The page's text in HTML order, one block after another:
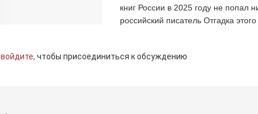
книг России в 2025 году не попал
российский писатель Отгадка
войдите, чтобы присоединиться к обсуждению